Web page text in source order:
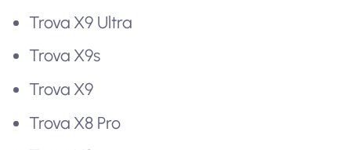
Trova X9 Ultra
Trova X9s
Trova X9
Trova X8 Pro